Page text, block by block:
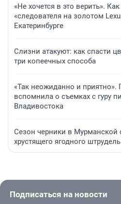
«Не хочется в это верить».
«следователя на золотом
Екатеринбурге
Слизни атакуют: как спасти
три копеечных способа
«Так неожиданно и приятно».
вспомнила о съемках с гуру
Владивостока
Сезон черники в Мурманской
хрустящего ягодного
Подписаться на новости